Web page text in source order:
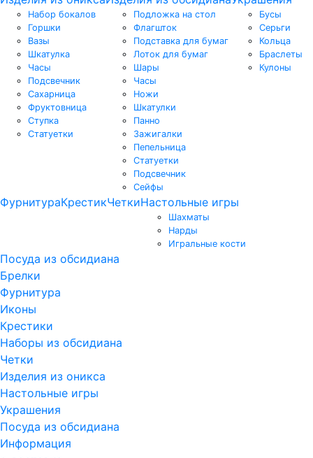
Набор бокалов
Горшки
Вазы
Шкатулка
Часы
Подсвечник
Сахарница
Фруктовница
Ступка
Статуетки
Подложка на стол
Флагшток
Подставка для бумаг
Лоток для бумаг
Шары
Часы
Ножи
Шкатулки
Панно
Зажигалки
Пепельница
Статуетки
Подсвечник
Сейфы
Бусы
Серьги
Кольца
Браслеты
Кулоны
ФурнитураКрестикЧеткиНастольные игры
Шахматы
Нарды
Игральные кости
Посуда из обсидиана
Брелки
Фурнитура
Иконы
Крестики
Наборы из обсидиана
Четки
Изделия из оникса
Настольные игры
Украшения
Посуда из обсидиана
Информация